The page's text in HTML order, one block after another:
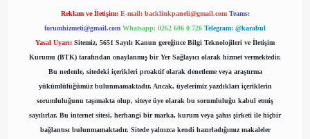
Reklam ve İletişim: E-mail: backlinkpaneli@gmail.com Teams:
forumhizmeti@gmail.com Whatsapp: 0262 606 0 726 Telegram: @karabul
Yasal Uyarı: Sitemiz, 5651 Sayılı Kanun gereğince Bilgi Teknolojileri ve İletişim
Kurumu (BTK) tarafından onaylanmış bir Yer Sağlayıcı olarak hizmet vermektedir.
Bu nedenle, sitedeki içerikleri proaktif olarak denetleme veya araştırma
yükümlülüğümüz bulunmamaktadır. Ancak, üyelerimiz yazdıkları içeriklerin
sorumluluğunu taşımakta olup, siteye üye olarak bu sorumluluğu kabul etmiş
sayılırlar. Bu internet sitesi, herhangi bir marka, kurum veya şahıs şirketi ile hiçbir
bağlantısı bulunmamaktadır. Sitede yalnızca kendi hazırladığımız makaleler